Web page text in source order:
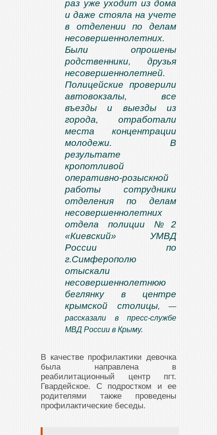
раз уже уходит из дома
и даже стояла на учете
в отделении по делам
несовершеннолетних.
Были опрошены
родственники, друзья
несовершеннолетней.
Полицейские проверили
автовокзалы, все
въезды и выезды из
города, отработали
места концентрации
молодежи. В
результате
кропотливой
оперативно-розыскной
работы сотрудники
отделения по делам
несовершеннолетних
отдела полиции №2
«Киевский» УМВД
России по
г.Симферополю
отыскали
несовершеннолетнюю
беглянку в центре
крымской столицы, —
рассказали в пресс-службе
МВД России в Крыму.
В качестве профилактики девочка
была направлена в
реабилитационный центр пгт.
Гвардейское. С подростком и ее
родителями также проведены
профилактические беседы.